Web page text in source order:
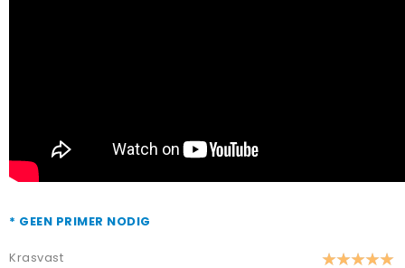
* GEEN PRIMER NODIG
Krasvast